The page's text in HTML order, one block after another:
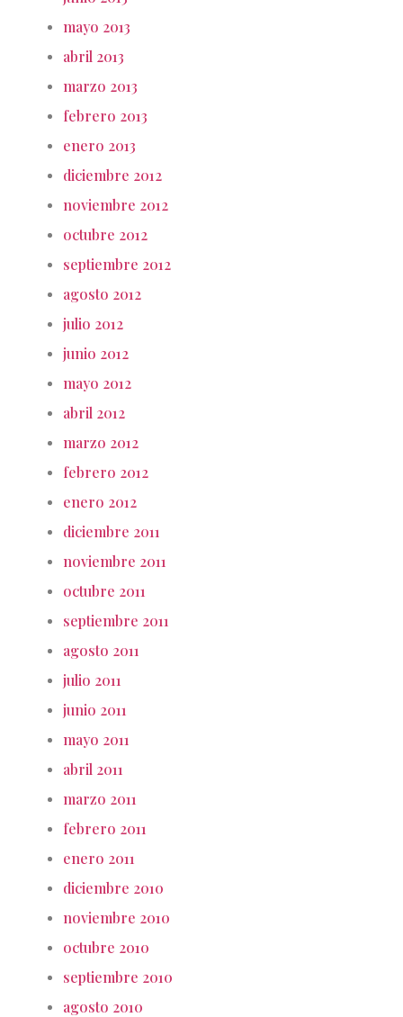
mayo 2013
abril 2013
marzo 2013
febrero 2013
enero 2013
diciembre 2012
noviembre 2012
octubre 2012
septiembre 2012
agosto 2012
julio 2012
junio 2012
mayo 2012
abril 2012
marzo 2012
febrero 2012
enero 2012
diciembre 2011
noviembre 2011
octubre 2011
septiembre 2011
agosto 2011
julio 2011
junio 2011
mayo 2011
abril 2011
marzo 2011
febrero 2011
enero 2011
diciembre 2010
noviembre 2010
octubre 2010
septiembre 2010
agosto 2010